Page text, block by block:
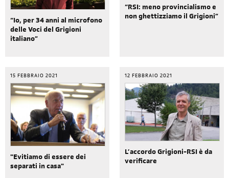
“Io, per 34 anni al microfono
delle Voci del Grigioni
italiano”
“RSI: meno provincialismo e
non ghettizziamo il Grigioni”
15 FEBBRAIO 2021
"Evitiamo di essere dei
separati in casa"
12 FEBBRAIO 2021
L’accordo Grigioni-RSI è da
verificare